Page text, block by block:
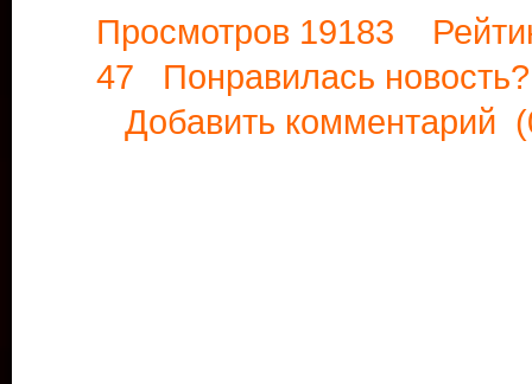
Просмотров 19183
47 Понравилась
Добавить комментарий